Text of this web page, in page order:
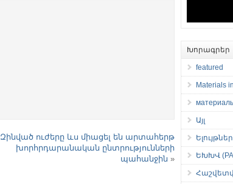
Զինված ուժերը ևս միացել են արտահերթ
խորհրդարանական ընտրությունների
պահանջին »
Խորագրեր
featured
Materials
Այլ
ԵԽԽՎ